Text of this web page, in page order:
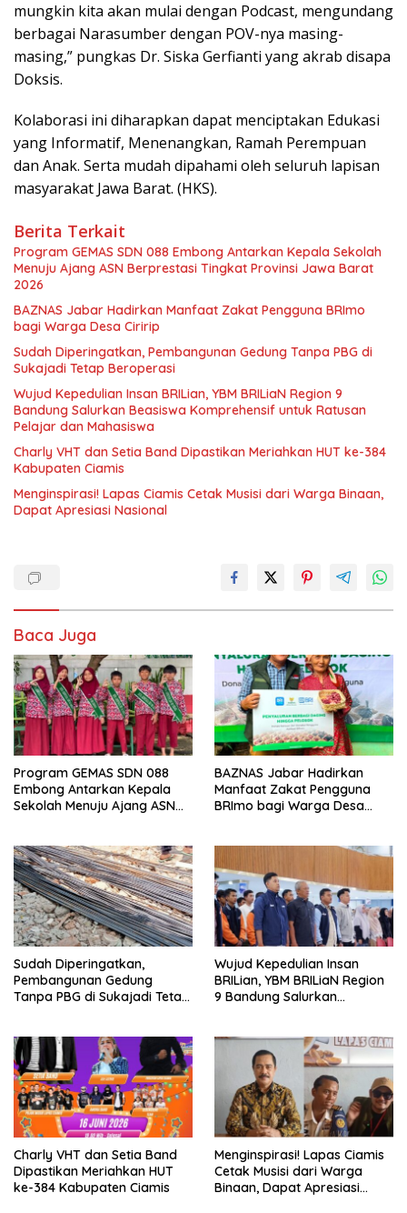
mungkin kita akan mulai dengan Podcast, mengundang
berbagai Narasumber dengan POV-nya masing-
masing,” pungkas Dr. Siska Gerfianti yang akrab disapa
Doksis.
Kolaborasi ini diharapkan dapat menciptakan Edukasi
yang Informatif, Menenangkan, Ramah Perempuan
dan Anak. Serta mudah dipahami oleh seluruh lapisan
masyarakat Jawa Barat. (HKS).
Berita Terkait
Program GEMAS SDN 088 Embong Antarkan Kepala Sekolah
Menuju Ajang ASN Berprestasi Tingkat Provinsi Jawa Barat
2026
BAZNAS Jabar Hadirkan Manfaat Zakat Pengguna BRImo
bagi Warga Desa Ciririp
Sudah Diperingatkan, Pembangunan Gedung Tanpa PBG di
Sukajadi Tetap Beroperasi
Wujud Kepedulian Insan BRILian, YBM BRILiaN Region 9
Bandung Salurkan Beasiswa Komprehensif untuk Ratusan
Pelajar dan Mahasiswa
Charly VHT dan Setia Band Dipastikan Meriahkan HUT ke-384
Kabupaten Ciamis
Menginspirasi! Lapas Ciamis Cetak Musisi dari Warga Binaan,
Dapat Apresiasi Nasional
Baca Juga
Program GEMAS SDN 088
Embong Antarkan Kepala
Sekolah Menuju Ajang ASN
BAZNAS Jabar Hadirkan
Manfaat Zakat Pengguna
BRImo bagi Warga Desa
Sudah Diperingatkan,
Pembangunan Gedung
Tanpa PBG di Sukajadi Tetap
Wujud Kepedulian Insan
BRILian, YBM BRILiaN Region
9 Bandung Salurkan
Mahasiswa
Charly VHT dan Setia Band
Dipastikan Meriahkan HUT
ke-384 Kabupaten Ciamis
Menginspirasi! Lapas Ciamis
Cetak Musisi dari Warga
Binaan, Dapat Apresiasi